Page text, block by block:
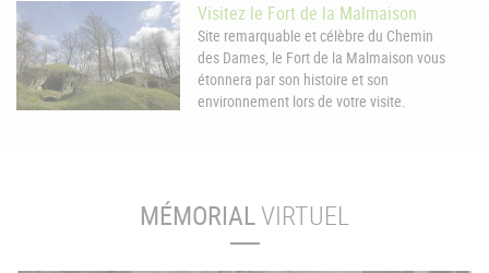
Visitez le Fort de la Malmaison
Site remarquable et célèbre du Chemin
des Dames, le Fort de la Malmaison vous
étonnera par son histoire et son
environnement lors de votre visite.
MÉMORIALVIRTUEL